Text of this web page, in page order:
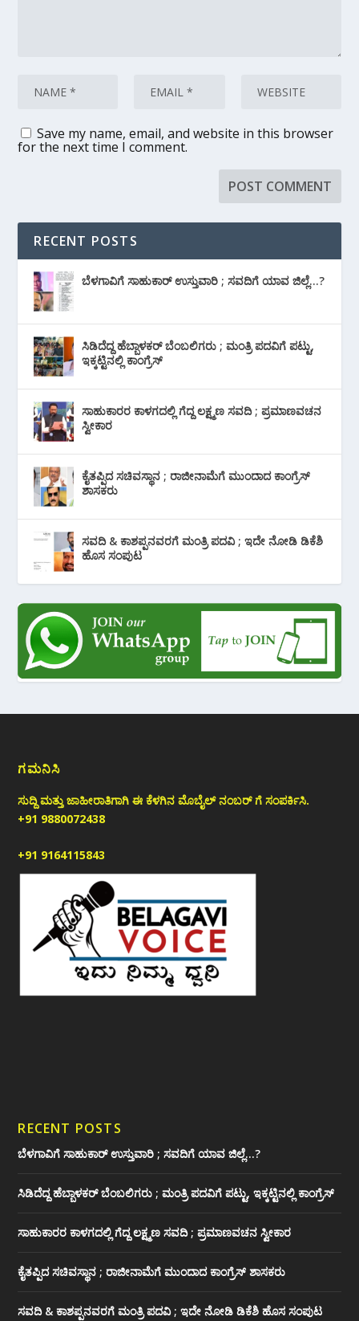
Save my name, email, and website in this browser
for the next time I comment.
RECENT POSTS
ಬೆಳಗಾವಿಗೆ ಸಾಹುಕಾರ್ ಉಸ್ತುವಾರಿ ; ಸವದಿಗೆ ಯಾವ ಜಿಲ್ಲೆ…?
ಸಿಡಿದೆದ್ದ ಹೆಬ್ಬಾಳಕರ್ ಬೆಂಬಲಿಗರು ; ಮಂತ್ರಿ ಪದವಿಗೆ ‌ಪಟ್ಟು,
ಇಕ್ಕಟ್ಟಿನಲ್ಲಿ ಕಾಂಗ್ರೆಸ್
ಸಾಹುಕಾರರ ಕಾಳಗದಲ್ಲಿ ಗೆದ್ದ ಲಕ್ಷ್ಮಣ ಸವದಿ ; ಪ್ರಮಾಣವಚನ
ಸ್ವೀಕಾರ
ಕೈತಪ್ಪಿದ ಸಚಿವಸ್ಥಾನ ; ರಾಜೀನಾಮೆಗೆ ಮುಂದಾದ ಕಾಂಗ್ರೆಸ್
‌ಶಾಸಕರು
ಸವದಿ & ಕಾಶಪ್ಪನವರಗೆ ಮಂತ್ರಿ ಪದವಿ ; ಇದೇ ನೋಡಿ‌ ಡಿಕೆಶಿ
ಹೊಸ ಸಂಪುಟ
ಗಮನಿಸಿ
ಸುದ್ದಿ ಮತ್ತು ಜಾಹೀರಾತಿಗಾಗಿ ಈ ಕೆಳಗಿನ ಮೊಬೈಲ್ ನಂಬರ್ ಗೆ ಸಂಪರ್ಕಿಸಿ.
+91 9880072438
+91 9164115843
RECENT POSTS
ಬೆಳಗಾವಿಗೆ ಸಾಹುಕಾರ್ ಉಸ್ತುವಾರಿ ; ಸವದಿಗೆ ಯಾವ ಜಿಲ್ಲೆ…?
ಸಿಡಿದೆದ್ದ ಹೆಬ್ಬಾಳಕರ್ ಬೆಂಬಲಿಗರು ; ಮಂತ್ರಿ ಪದವಿಗೆ ‌ಪಟ್ಟು, ಇಕ್ಕಟ್ಟಿನಲ್ಲಿ ಕಾಂಗ್ರೆಸ್
ಸಾಹುಕಾರರ ಕಾಳಗದಲ್ಲಿ ಗೆದ್ದ ಲಕ್ಷ್ಮಣ ಸವದಿ ; ಪ್ರಮಾಣವಚನ ಸ್ವೀಕಾರ
ಕೈತಪ್ಪಿದ ಸಚಿವಸ್ಥಾನ ; ರಾಜೀನಾಮೆಗೆ ಮುಂದಾದ ಕಾಂಗ್ರೆಸ್ ‌ಶಾಸಕರು
ಸವದಿ & ಕಾಶಪ್ಪನವರಗೆ ಮಂತ್ರಿ ಪದವಿ ; ಇದೇ ನೋಡಿ‌ ಡಿಕೆಶಿ ಹೊಸ ಸಂಪುಟ